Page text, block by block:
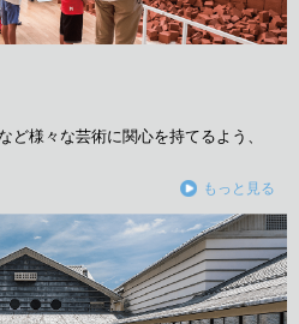
ど様々な芸術に関心を持てるよう、
もっと見る